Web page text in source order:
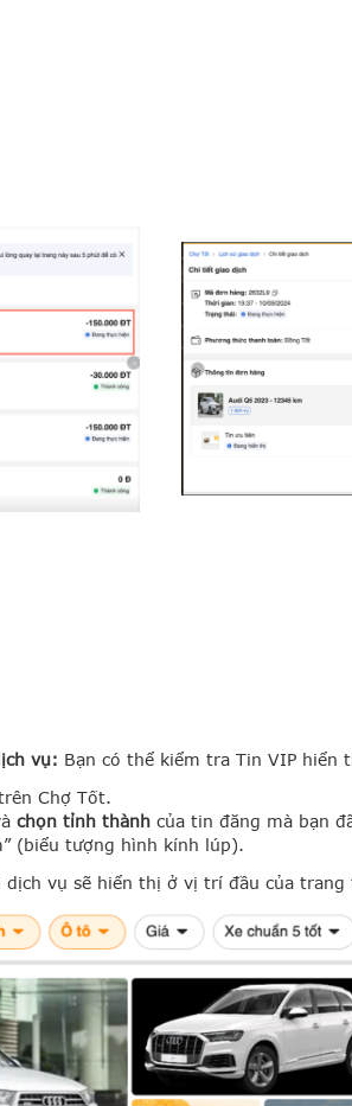
vụ: Bạn có thể kiểm tra Tin VIP hiển
Chợ Tốt.
chọn tỉnh thành của tin đăng mà bạn
(biểu tượng hình kính lúp).
dịch vụ sẽ hiển thị ở vị trí đầu của